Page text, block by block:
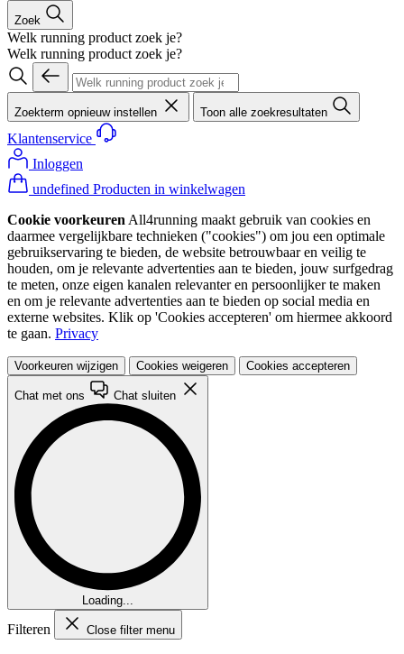
Zoek
Welk running product zoek je?
Welk running product zoek je?
Zoekterm opnieuw instellen Toon alle zoekresultaten
Klantenservice
Inloggen
undefined Producten in winkelwagen
Cookie voorkeuren All4running maakt gebruik van cookies en
daarmee vergelijkbare technieken ("cookies") om jou een optimale
gebruikservaring te bieden, de website betrouwbaar en veilig te
houden, om je relevante advertenties aan te bieden, jouw surfgedrag
te meten, onze eigen kanalen relevanter en persoonlijker te maken
en om je relevante advertenties aan te bieden op social media en
externe websites. Klik op 'Cookies accepteren' om hiermee akkoord
te gaan. Privacy
Voorkeuren wijzigen Cookies weigeren Cookies accepteren
Chat met ons Chat sluiten
Loading...
Filteren Close filter menu